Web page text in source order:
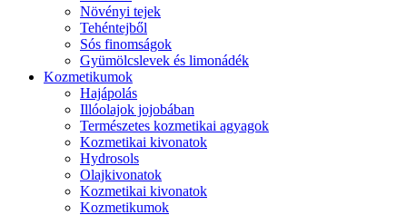
Növényi tejek
Tehéntejből
Sós finomságok
Gyümölcslevek és limonádék
Kozmetikumok
Hajápolás
Illóolajok jojobában
Természetes kozmetikai agyagok
Kozmetikai kivonatok
Hydrosols
Olajkivonatok
Kozmetikai kivonatok
Kozmetikumok